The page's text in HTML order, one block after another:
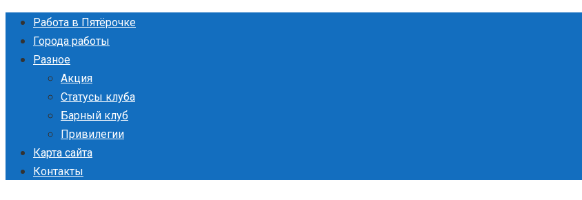
Перейти
контенту
Работа в Пятёрочке
Города работы
Разное
Акция
Статусы клуба
Барный клуб
Привилегии
Карта сайта
Контакты